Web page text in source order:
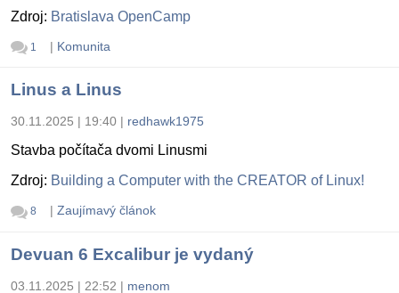
Zdroj: Bratislava OpenCamp
1 | Komunita
Linus a Linus
30.11.2025 | 19:40 | redhawk1975
Stavba počítača dvomi Linusmi
Zdroj: Building a Computer with the CREATOR of Linux!
8 | Zaujímavý článok
Devuan 6 Excalibur je vydaný
03.11.2025 | 22:52 | menom